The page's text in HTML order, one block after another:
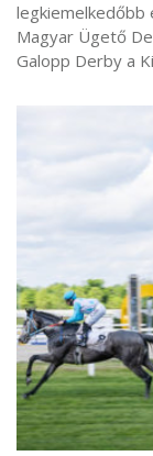
legkiemelkedőbb
Magyar Ügető
Galopp Derby a